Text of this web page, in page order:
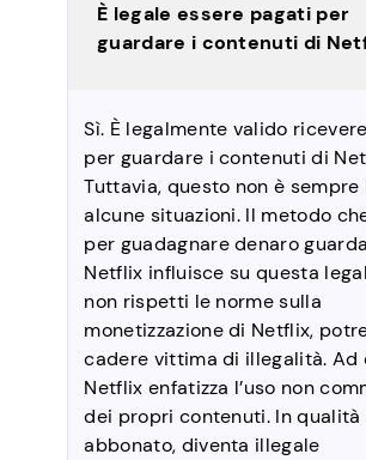
È legale essere pagati per
guardare i contenuti di
Sì. È legalmente valido
per guardare i contenuti di
Tuttavia, questo non è sempre
alcune situazioni. Il metodo
per guadagnare denaro
Netflix influisce su questa
non rispetti le norme sulla
monetizzazione di Netflix,
cadere vittima di illegalità. Ad
Netflix enfatizza l’uso non
dei propri contenuti. In qualità
abbonato, diventa illegale